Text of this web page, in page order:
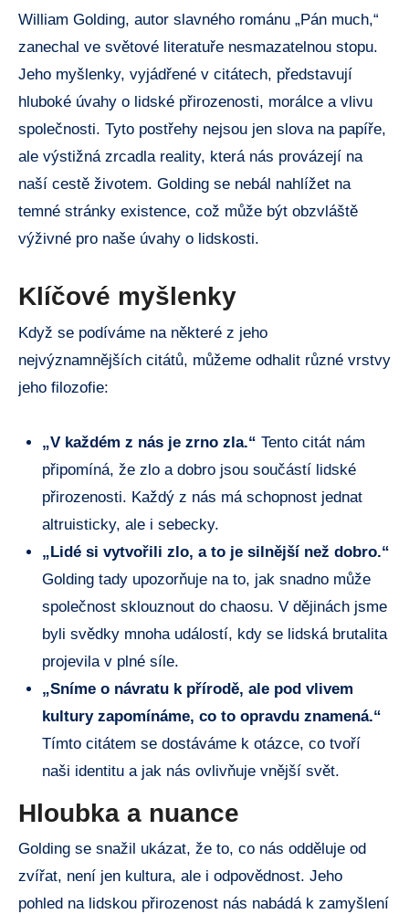
William Golding, autor slavného románu „Pán much,“
zanechal ve světové literatuře nesmazatelnou stopu.
Jeho myšlenky, vyjádřené v citátech, představují
hluboké úvahy o lidské přirozenosti, morálce a vlivu
společnosti. Tyto postřehy nejsou jen slova na papíře,
ale výstižná zrcadla reality, která nás provázejí na
naší cestě životem. Golding se nebál nahlížet na
temné stránky existence, což může být obzvláště
výživné pro naše úvahy o lidskosti.
Klíčové myšlenky
Když se podíváme na některé z jeho
nejvýznamnějších citátů, můžeme odhalit různé vrstvy
jeho filozofie:
„V každém z nás je zrno zla.“ Tento citát nám
připomíná, že zlo a dobro jsou součástí lidské
přirozenosti. Každý z nás má schopnost jednat
altruisticky, ale i sebecky.
„Lidé si vytvořili zlo, a to je silnější než dobro.“
Golding tady upozorňuje na to, jak snadno může
společnost sklouznout do chaosu. V dějinách jsme
byli svědky mnoha událostí, kdy se lidská brutalita
projevila v plné síle.
„Sníme o návratu k přírodě, ale pod vlivem
kultury zapomínáme, co to opravdu znamená.“
Tímto citátem se dostáváme k otázce, co tvoří
naši identitu a jak nás ovlivňuje vnější svět.
Hloubka a nuance
Golding se snažil ukázat, že to, co nás odděluje od
zvířat, není jen kultura, ale i odpovědnost. Jeho
pohled na lidskou přirozenost nás nabádá k zamyšlení